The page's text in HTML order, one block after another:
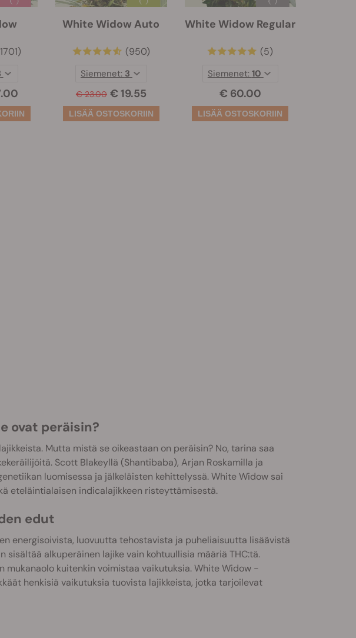
White Widow Auto
(950)
€ 23.00 € 19.55
Siemenet: 3
White Widow Regular
(5)
€ 60.00
Siemenet: 10
ovat peräisin?
Mutta mistä se oikeastaan on peräisin? No, tarina saa
Scott Blakeyllä (Shantibaba), Arjan Roskamilla ja
luomisessa ja jälkeläisten kehittelyssä. White Widow sai
eteläintialaisen indicalajikkeen risteyttämisestä.
edut
energisoivista, luovuutta tehostavista ja puheliaisuutta lisäävistä
alkuperäinen lajike vain kohtuullisia määriä THC:tä.
kuitenkin voimistaa vaikutuksia. White Widow -
henkisiä vaikutuksia tuovista lajikkeista, jotka tarjoilevat